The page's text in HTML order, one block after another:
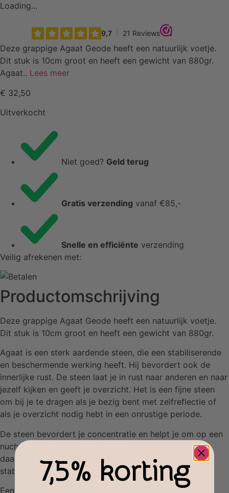
Loading...
Deze grappige Agaat Geode heeft een natuurlijk voetje.
Dit stuk is 10cm groot en heeft een gewicht van 880gr.
Agaat.. Lees meer
€ 32,50
Uitverkocht
Niet goed? Geld terug
Gratis verzending vanaf €85,-
Snelle en efficiënte verzending
Veilig afrekenen met:
Productomschrijving
Deze grappige Agaat Geode heeft een natuurlijk voetje.
Dit stuk is 10cm groot en heeft een gewicht van 880gr.
Agaat is een sterk aardende steen, die een stabiliserende
en beschermende werking heeft. Hij bevordert ook de
innerlijke rust. De steen laat je in rust naar anderen en naar
jezelf kijken en geeft je overzicht. Het is een fijne steen
om bij je te dragen als je bezig bent met zelfreflectie of
als je overzicht nodig hebt in een onrustige periode.
De steen bevordert je concentratie en helpt je om op een
nuchtere manier naar situaties te kijken, maar zorgt
daarnaast ook voor een kalmerende werking. Geeft
stabiliteit, zelfbeheersing en geborgenheid.
Een Agaat kan daarnaast je een veilig gevoel geven,
7,5% korting